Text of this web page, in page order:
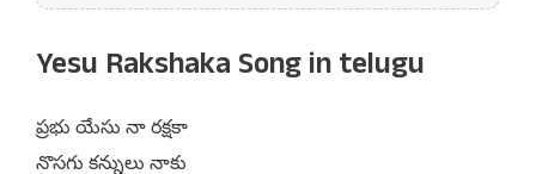
Yesu Rakshaka Song in telugu
ప్రభు యేసు నా రక్షకా
నొసగు కన్నులు నాకు